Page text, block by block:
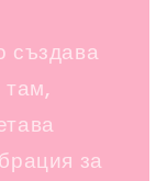
създава
там,
за